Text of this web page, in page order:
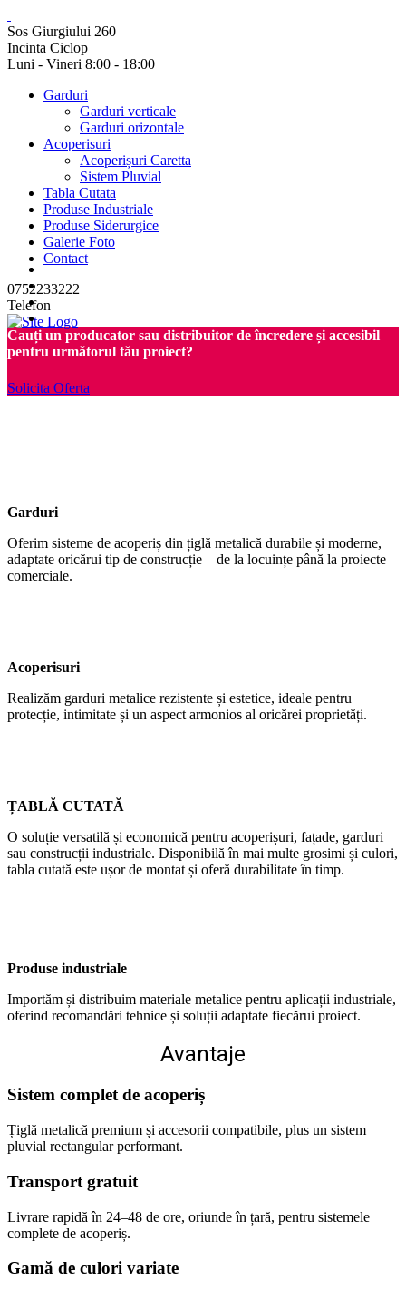
Sos Giurgiului 260
Incinta Ciclop
Luni - Vineri 8:00 - 18:00
Garduri
Garduri verticale
Garduri orizontale
Acoperisuri
Acoperișuri Caretta
Sistem Pluvial
Tabla Cutata
Produse Industriale
Produse Siderurgice
Galerie Foto
Contact
0752233222
Telefon
Cauți un producator sau distribuitor de încredere și accesibil
pentru următorul tău proiect?
Solicita Oferta
Garduri
Oferim sisteme de acoperiș din țiglă metalică durabile și moderne,
adaptate oricărui tip de construcție – de la locuințe până la proiecte
comerciale.
Acoperisuri
Realizăm garduri metalice rezistente și estetice, ideale pentru
protecție, intimitate și un aspect armonios al oricărei proprietăți.
ȚABLĂ CUTATĂ
O soluție versatilă și economică pentru acoperișuri, fațade, garduri
sau construcții industriale. Disponibilă în mai multe grosimi și culori,
tabla cutată este ușor de montat și oferă durabilitate în timp.
Produse industriale
Importăm și distribuim materiale metalice pentru aplicații industriale,
oferind recomandări tehnice și soluții adaptate fiecărui proiect.
Avantaje
Sistem complet de acoperiș
Țiglă metalică premium și accesorii compatibile, plus un sistem
pluvial rectangular performant.
Transport gratuit
Livrare rapidă în 24–48 de ore, oriunde în țară, pentru sistemele
complete de acoperiș.
Gamă de culori variate